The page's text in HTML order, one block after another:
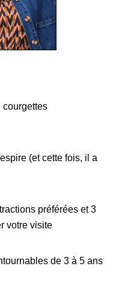
courgettes
(et cette fois, il a
préférées et 3
votre visite
de 3 à 5 ans